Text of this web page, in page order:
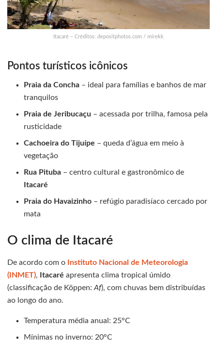
Itacaré – Créditos: depositphotos.com / mirekk
Pontos turísticos icônicos
Praia da Concha – ideal para famílias e banhos de mar
tranquilos
Praia de Jeribucaçu – acessada por trilha, famosa pela
rusticidade
Cachoeira do Tijuípe – queda d’água em meio à
vegetação
Rua Pituba – centro cultural e gastronômico de
Itacaré
Praia do Havaizinho – refúgio paradisíaco cercado por
mata
O clima de Itacaré
De acordo com o
Instituto Nacional de Meteorologia
(INMET), Itacaré apresenta clima tropical úmido
(classificação de Köppen: Af), com chuvas bem distribuídas
ao longo do ano.
Temperatura média anual: 25°C
Mínimas no inverno: 20°C